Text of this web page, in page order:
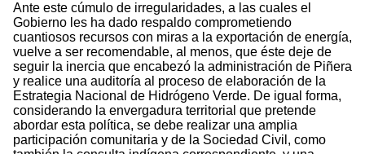
Ante este cúmulo de irregularidades, a las cuales el
Gobierno les ha dado respaldo comprometiendo
cuantiosos recursos con miras a la exportación de energía,
vuelve a ser recomendable, al menos, que éste deje de
seguir la inercia que encabezó la administración de Piñera
y realice una auditoría al proceso de elaboración de la
Estrategia Nacional de Hidrógeno Verde. De igual forma,
considerando la envergadura territorial que pretende
abordar esta política, se debe realizar una amplia
participación comunitaria y de la Sociedad Civil, como